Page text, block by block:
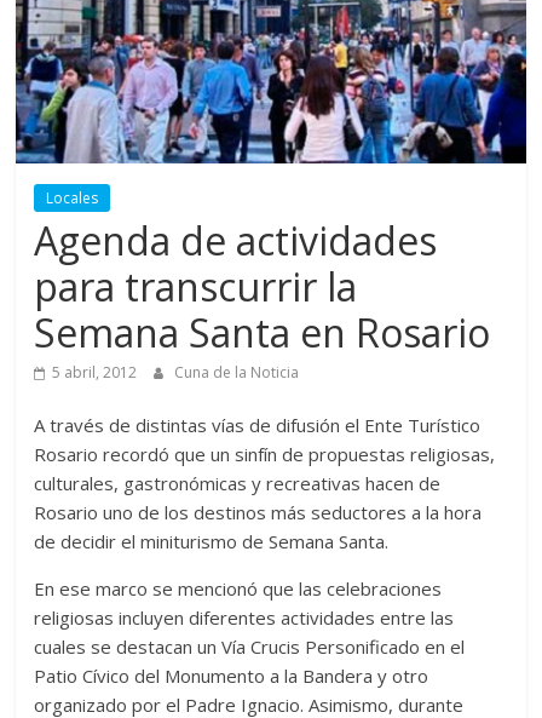
Locales
Agenda de actividades
para transcurrir la
Semana Santa en Rosario
5 abril, 2012 Cuna de la Noticia
A través de distintas vías de difusión el Ente Turístico
Rosario recordó que un sinfín de propuestas religiosas,
culturales, gastronómicas y recreativas hacen de
Rosario uno de los destinos más seductores a la hora
de decidir el miniturismo de Semana Santa.
En ese marco se mencionó que las celebraciones
religiosas incluyen diferentes actividades entre las
cuales se destacan un Vía Crucis Personificado en el
Patio Cívico del Monumento a la Bandera y otro
organizado por el Padre Ignacio. Asimismo, durante